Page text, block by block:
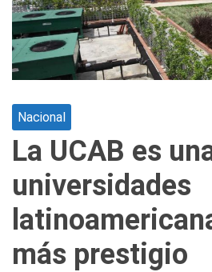
Nacional
La UCAB es
universidades
más prestigio